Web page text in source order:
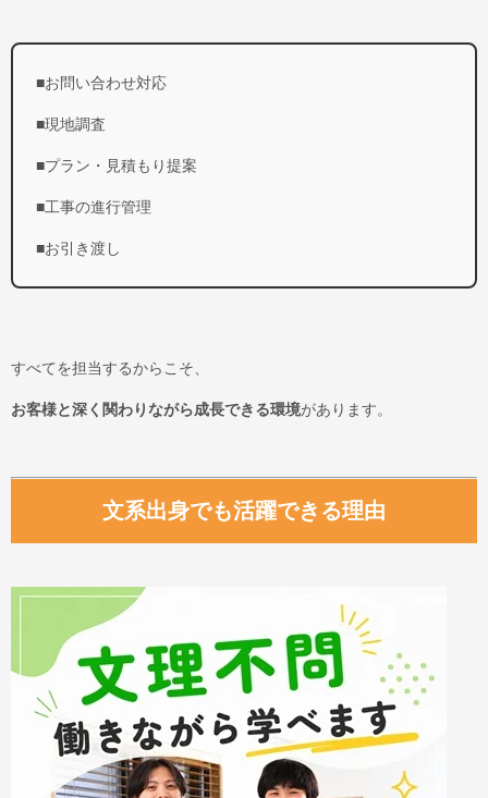
■お問い合わせ対応
■現地調査
■プラン・見積もり提案
■工事の進行管理
■お引き渡し
すべてを担当するからこそ、
お客様と深く関わりながら成長できる環境があります。
文系出身でも活躍できる理由